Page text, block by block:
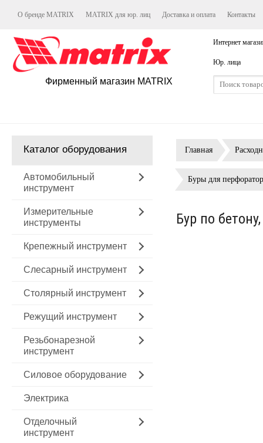
О бренде MATRIX MATRIX для юр. лиц Доставка и оплата Контакты
Фирменный магазин MATRIX
Интернет
Юр. лица
Каталог оборудования
Автомобильный
инструмент
Измерительные
инструменты
Крепежный инструмент
Слесарный инструмент
Столярный инструмент
Режущий инструмент
Резьбонарезной
инструмент
Силовое оборудование
Электрика
Отделочный
инструмент
Главная
Буры для
Бур по